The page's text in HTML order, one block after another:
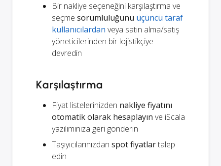
Bir nakliye seçeneğini karşılaştırma ve
seçme sorumluluğunu üçüncü taraf
kullanıcılardan veya satın alma/satış
yöneticilerinden bir lojistikçiye
devredin
Karşılaştırma
Fiyat listelerinizden nakliye fiyatını
otomatik olarak hesaplayın ve iScala
yazılımınıza geri gönderin
Taşıyıcılarınızdan spot fiyatlartalep
edin